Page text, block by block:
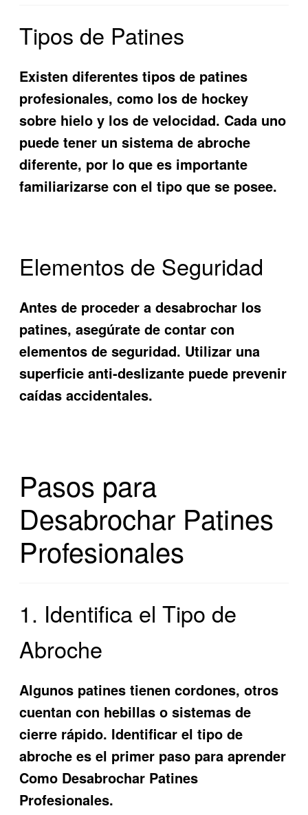
Tipos de Patines
Existen diferentes tipos de patines
profesionales, como los de hockey
sobre hielo y los de velocidad. Cada uno
puede tener un sistema de abroche
diferente, por lo que es importante
familiarizarse con el tipo que se posee.
Elementos de Seguridad
Antes de proceder a desabrochar los
patines, asegúrate de contar con
elementos de seguridad. Utilizar una
superficie anti-deslizante puede prevenir
caídas accidentales.
Pasos para
Desabrochar Patines
Profesionales
1. Identifica el Tipo de
Abroche
Algunos patines tienen cordones, otros
cuentan con hebillas o sistemas de
cierre rápido. Identificar el tipo de
abroche es el primer paso para aprender
Como Desabrochar Patines
Profesionales.